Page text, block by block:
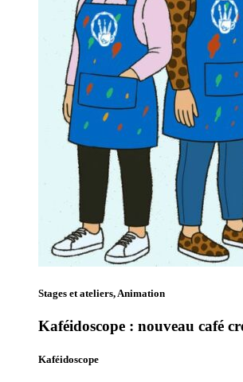
Stages et ateliers, Animation
Kaféidoscope : nouveau café
Kaféidoscope